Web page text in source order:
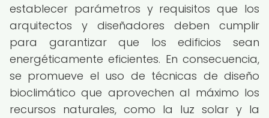
establecer parámetros y requisitos que los
arquitectos y diseñadores deben cumplir
para garantizar que los edificios sean
energéticamente eficientes. En consecuencia,
se promueve el uso de técnicas de diseño
bioclimático que aprovechen al máximo los
recursos naturales, como la luz solar y la